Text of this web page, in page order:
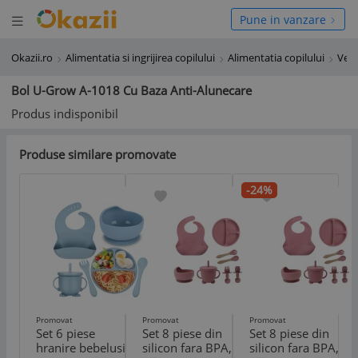
Deschide meniul
meniul Pune in vanzare
Okazii.ro Alimentatia si ingrijirea copilului Alimentatia copilului
Bol U-Grow A-1018 Cu Baza Anti-Alunecare
Produs indisponibil
Produse similare promovate
Promovat
Set 6 piese
hranire bebelusi
Promovat
Set 8 piese din
silicon fara BPA,
-24%
Promovat
Set 8 piese din
silicon fara BPA,